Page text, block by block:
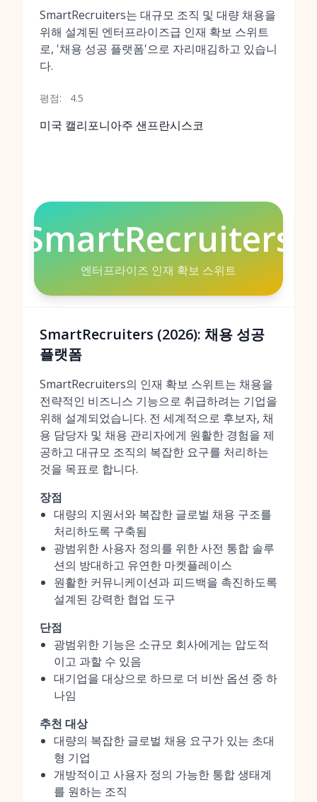
SmartRecruiters는 대규모 조직 및 대량 채용을
위해 설계된 엔터프라이즈급 인재 확보 스위트
로, '채용 성공 플랫폼'으로 자리매김하고 있습니
다.
평점: 4.5
미국 캘리포니아주 샌프란시스코
SmartRecruiters
엔터프라이즈 인재 확보 스위트
SmartRecruiters (2026): 채용 성공
플랫폼
SmartRecruiters의 인재 확보 스위트는 채용을
전략적인 비즈니스 기능으로 취급하려는 기업을
위해 설계되었습니다. 전 세계적으로 후보자, 채
용 담당자 및 채용 관리자에게 원활한 경험을 제
공하고 대규모 조직의 복잡한 요구를 처리하는
것을 목표로 합니다.
장점
대량의 지원서와 복잡한 글로벌 채용 구조를
처리하도록 구축됨
광범위한 사용자 정의를 위한 사전 통합 솔루
션의 방대하고 유연한 마켓플레이스
원활한 커뮤니케이션과 피드백을 촉진하도록
설계된 강력한 협업 도구
단점
광범위한 기능은 소규모 회사에게는 압도적
이고 과할 수 있음
대기업을 대상으로 하므로 더 비싼 옵션 중 하
나임
추천 대상
대량의 복잡한 글로벌 채용 요구가 있는 초대
형 기업
개방적이고 사용자 정의 가능한 통합 생태계
를 원하는 조직